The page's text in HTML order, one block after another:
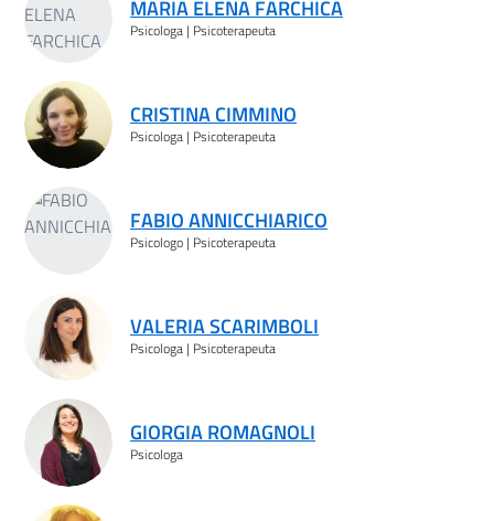
MARIA ELENA FARCHICA
Psicologa | Psicoterapeuta
CRISTINA CIMMINO
Psicologa | Psicoterapeuta
FABIO ANNICCHIARICO
Psicologo | Psicoterapeuta
VALERIA SCARIMBOLI
Psicologa | Psicoterapeuta
GIORGIA ROMAGNOLI
Psicologa